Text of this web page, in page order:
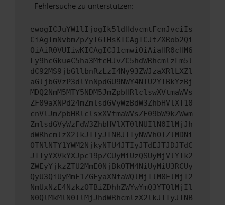
Fehlersuche zu unterstützen:
ewogICJuYW1lIjogIk5ldHdvcmtFcnJvciIs
CiAgImNvbmZpZyI6IHsKICAgICJtZXRob2Qi
OiAiR0VUIiwKICAgICJ1cmwiOiAiaHR0cHM6
Ly9hcGkueC5ha3MtcHJvZC5hdWRhcmlzLm5l
dC92MS9jbGllbnRzLzI4Ny93ZWJzaXRlLXZl
aGljbGVzP3dlYnNpdGU9NWY4NTU2YTBkYzBj
MDQ2NmM5MTY5NDM5JmZpbHRlclswXVtmaWVs
ZF09aXNPd24mZmlsdGVyWzBdW3ZhbHVlXT10
cnVlJmZpbHRlclsxXVtmaWVsZF09bW9kZWwm
ZmlsdGVyWzFdW3ZhbHVlXT0lNUIlN0IlMjJh
dWRhcmlzX2lkJTIyJTNBJTIyNWVhOTZlMDNi
OTNlNTY1YWM2NjkyNTU4JTIyJTdEJTJDJTdC
JTIyYXVkYXJpc19pZCUyMiUzQSUyMjVlYTk2
ZWEyYjkzZTU2MmE0NjBkOTM4NiUyMiU3RCUy
QyU3QiUyMmF1ZGFyaXNfaWQlMjIlM0ElMjI2
NmUxNzE4NzkzOTBiZDhhZWYwYmQ3YTQlMjIl
N0QlMkMlN0IlMjJhdWRhcmlzX2lkJTIyJTNB